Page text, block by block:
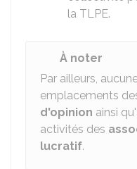
la TLPE.
À noter
Par ailleurs,
emplacements
d'opinion ainsi
activités des
lucratif.